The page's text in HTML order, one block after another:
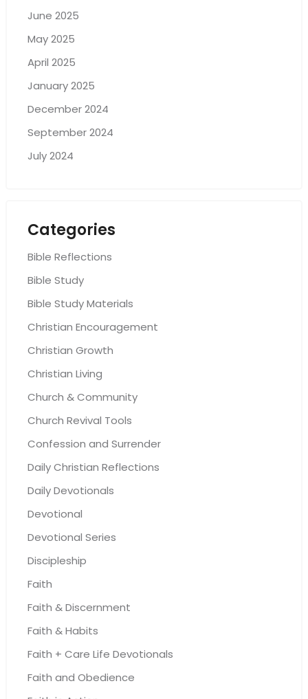
June 2025
May 2025
April 2025
January 2025
December 2024
September 2024
July 2024
Categories
Bible Reflections
Bible Study
Bible Study Materials
Christian Encouragement
Christian Growth
Christian Living
Church & Community
Church Revival Tools
Confession and Surrender
Daily Christian Reflections
Daily Devotionals
Devotional
Devotional Series
Discipleship
Faith
Faith & Discernment
Faith & Habits
Faith + Care Life Devotionals
Faith and Obedience